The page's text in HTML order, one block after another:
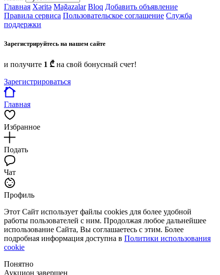
Главная Xəritə Mağazalar Bloq Добавить объявление
Правила сервиса Пользовательское соглашение Служба
поддержки
Зарегистрируйтесь на нашем сайте
и получите 1 ₾ на свой бонусный счет!
Зарегистрироваться
Главная
Избранное
Подать
Чат
Профиль
Этот Сайт использует файлы cookies для более удобной
работы пользователей с ним. Продолжая любое дальнейшее
использование Сайта, Вы соглашаетесь с этим. Более
подробная информация доступна в Политики использования
cookie
Понятно
Аукцион завершен